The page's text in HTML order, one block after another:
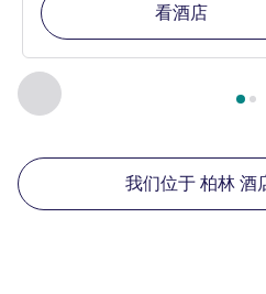
上一个 - 我们在附近的其他
第 1页，共 , 我们在附近
看酒店
我们位于 柏林 酒